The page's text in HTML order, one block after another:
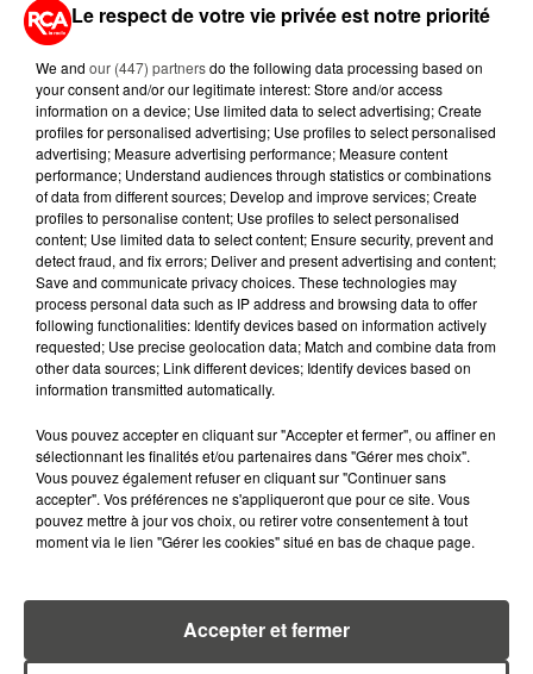
L’ASSEMBLÉE DIT OUI À L’INTERDICTION DES
RÉSEAUX SOCIAUX POUR LES...
Les députés ont adopté en première lecture un
texte emblématique visant à restreindre l’accès des
mineurs aux réseaux sociaux. Votée dans la nuit de
ce lundi...
26 janvier 2026
ZFE, CRIT’AIR : LE PARLEMENT FACE À UN
POSSIBLE TOURNANT...
l’avenir des Zones à faibles émissions, un dispositif
emblématique de la politique climatique française.
Le respect de votre vie privée est notre priorité
We and our (447) partnersdo the following data processing based on
your consent and/or our legitimate interest: Store and/or access
information on a device; Use limited data to select advertising; Create
profiles for personalised advertising; Use profiles to select personalised
advertising; Measure advertising performance; Measure content
performance; Understand audiences through statistics or combinations
of data from different sources; Develop and improve services; Create
profiles to personalise content; Use profiles to select personalised
content; Use limited data to select content; Ensure security, prevent and
detect fraud, and fix errors; Deliver and present advertising and content;
Save and communicate privacy choices. These technologies may
process personal data such as IP address and browsing data to offer
following functionalities: Identify devices based on information actively
requested; Use precise geolocation data; Match and combine data from
other data sources; Link different devices; Identify devices based on
information transmitted automatically.
Vous pouvez accepter en cliquant sur "Accepter et fermer", ou affiner en
sélectionnant les finalités et/ou partenaires dans "Gérer mes choix".
Vous pouvez également refuser en cliquant sur "Continuer sans
accepter". Vos préférences ne s'appliqueront que pour ce site. Vous
pouvez mettre à jour vos choix, ou retirer votre consentement à tout
moment via le lien "Gérer les cookies" situé en bas de chaque page.
Accepter et fermer